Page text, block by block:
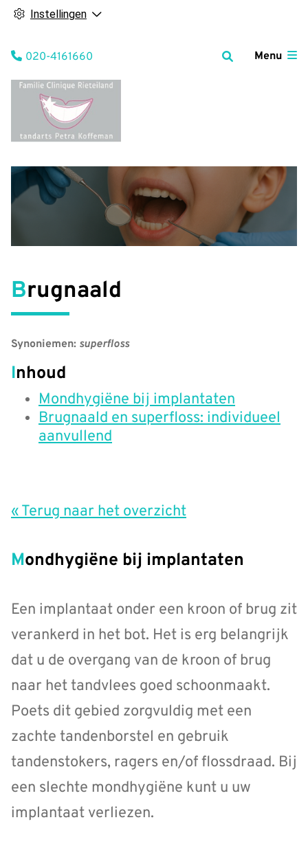
Instellingen
Menu
Tel:
020-4161660
Brugnaald
Synoniemen: superfloss
Inhoud
Mondhygiëne bij implantaten
Brugnaald en superfloss: individueel
aanvullend
« Terug naar het overzicht
Mondhygiëne bij implantaten
Een implantaat onder een kroon of brug zit
verankerd in het bot. Het is erg belangrijk
dat u de overgang van de kroon of brug
naar het tandvlees goed schoonmaakt.
Poets dit gebied zorgvuldig met een
zachte tandenborstel en gebruik
tandenstokers, ragers en/of flossdraad. Bij
een slechte mondhygiëne kunt u uw
implantaat verliezen.